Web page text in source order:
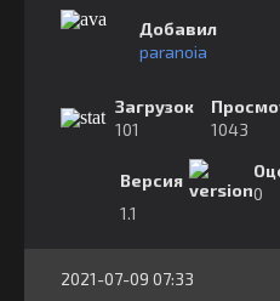
Добавил
paranoia
Загрузок
101
1043
Версия
1.1
0
2021-07-09 07:33